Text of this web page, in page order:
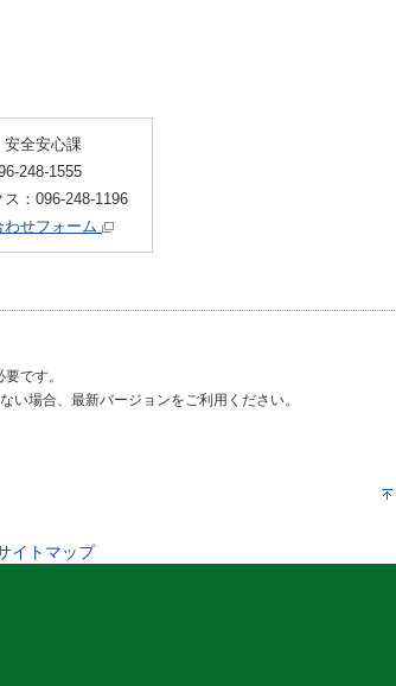
全安心課
248-1555
ス：096-248-1196
わせフォーム
です。
い場合、最新バージョンをご利用ください。
イトマップ